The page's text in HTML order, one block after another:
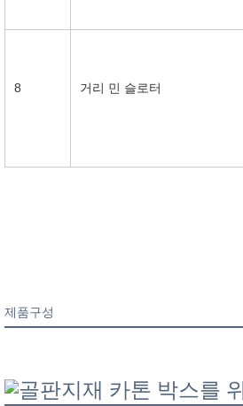
8 거리 민 슬로터
제품구성